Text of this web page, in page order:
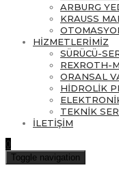
ARBURG
KRAUSS
HİZMETLERİMİZ
SÜRÜCÜ-
REXROTH-
ORANSAL
HİDROLİK
TEKNİK
İLETİŞİM
0
Toggle navigation